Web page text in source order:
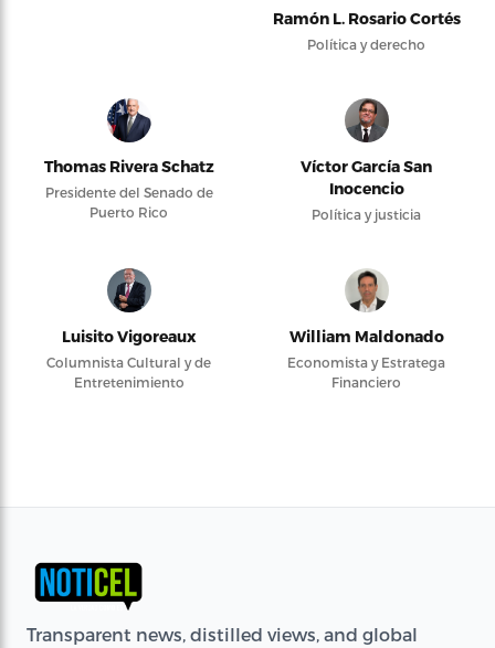
Ramón L. Rosario Cortés
Política y derecho
Thomas Rivera Schatz
Presidente del Senado de
Puerto Rico
Víctor García San
Inocencio
Política y justicia
Luisito Vigoreaux
Columnista Cultural y de
Entretenimiento
William Maldonado
Economista y Estratega
Financiero
Transparent news, distilled views, and global